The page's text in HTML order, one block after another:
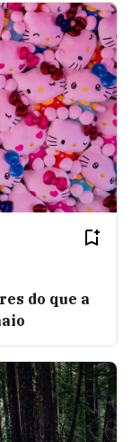
do que a